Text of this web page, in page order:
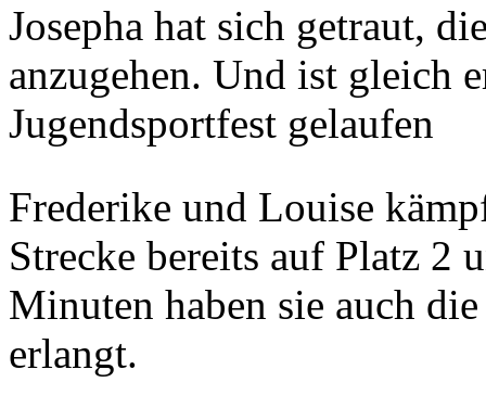
Josepha hat sich getraut,
anzugehen. Und ist gleich
Jugendsportfest gelaufen
Frederike und Louise
Strecke bereits auf Platz 2
Minuten haben sie auch
erlangt.